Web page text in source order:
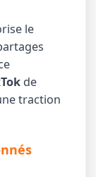
le
de
traction